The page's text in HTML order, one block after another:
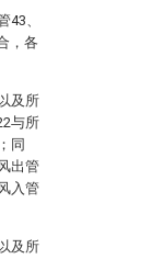
43、
，各
及所
与所
同
出管
入管
及所